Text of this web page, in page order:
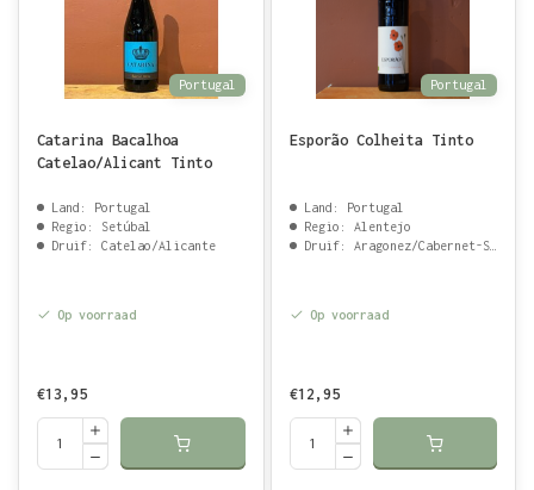
Portugal
Catarina Bacalhoa
Catelao/Alicant Tinto
Land: Portugal
Regio: Setúbal
Druif: Catelao/Alicante
Op voorraad
€13,95
Portugal
Esporão Colheita Tinto
Land: Portugal
Regio: Alentejo
Druif: Aragonez/Cabernet-Sauvignon/Touriga Franca
Op voorraad
€12,95